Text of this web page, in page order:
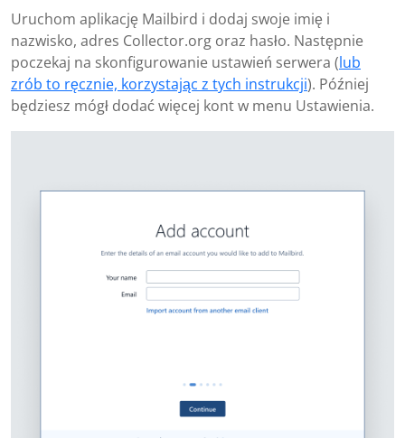
Uruchom aplikację Mailbird i dodaj swoje imię i
nazwisko, adres Collector.org oraz hasło. Następnie
poczekaj na skonfigurowanie ustawień serwera (lub
zrób to ręcznie, korzystając z tych instrukcji). Później
będziesz mógł dodać więcej kont w menu Ustawienia.